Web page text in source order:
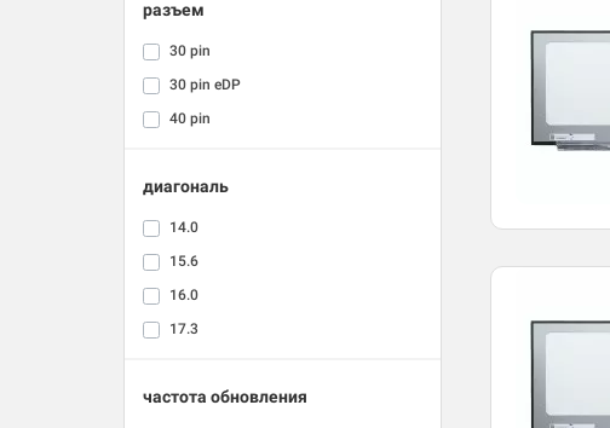
разъем
30 pin
30 pin eDP
40 pin
диагональ
14.0
15.6
16.0
17.3
частота обновления